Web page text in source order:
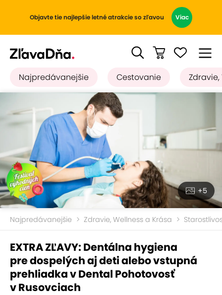
Objavte tie najlepšie letné atrakcie so zľavou Viac
Najpredávanejšie Cestovanie Zdravie,
+5
Najpredávanejšie Zdravie, Wellness a Krása
EXTRA ZĽAVY: Dentálna hygiena
pre dospelých aj deti alebo vstupná
prehliadka v Dental Pohotovosť
v Rusovciach